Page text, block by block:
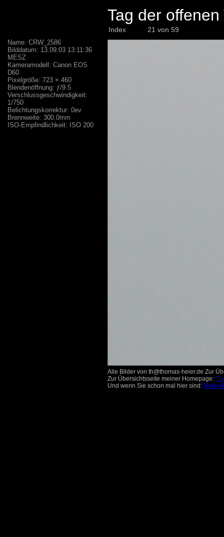
Tag der
Index 21 von 59
Name: CRW_2586
Bilddatum: 13.09.03 13:11:36
MESZ
Kameramodell: Canon EOS
D60
Pixelgröße: 723 × 460
Blendenöffnung: ƒ/9.5
Verschlussgeschwindigkeit:
1/750
Belichtungskorrektur: 0ev
Brennweite: 300.0mm
ISO-Empfindlichkeit: ISO 200
Alle Bilder von th@thomas-heier.de Zur
Zur Übersichtsseite meiner Homepage:
Und wenn Sie schon mal hier sind: Mein